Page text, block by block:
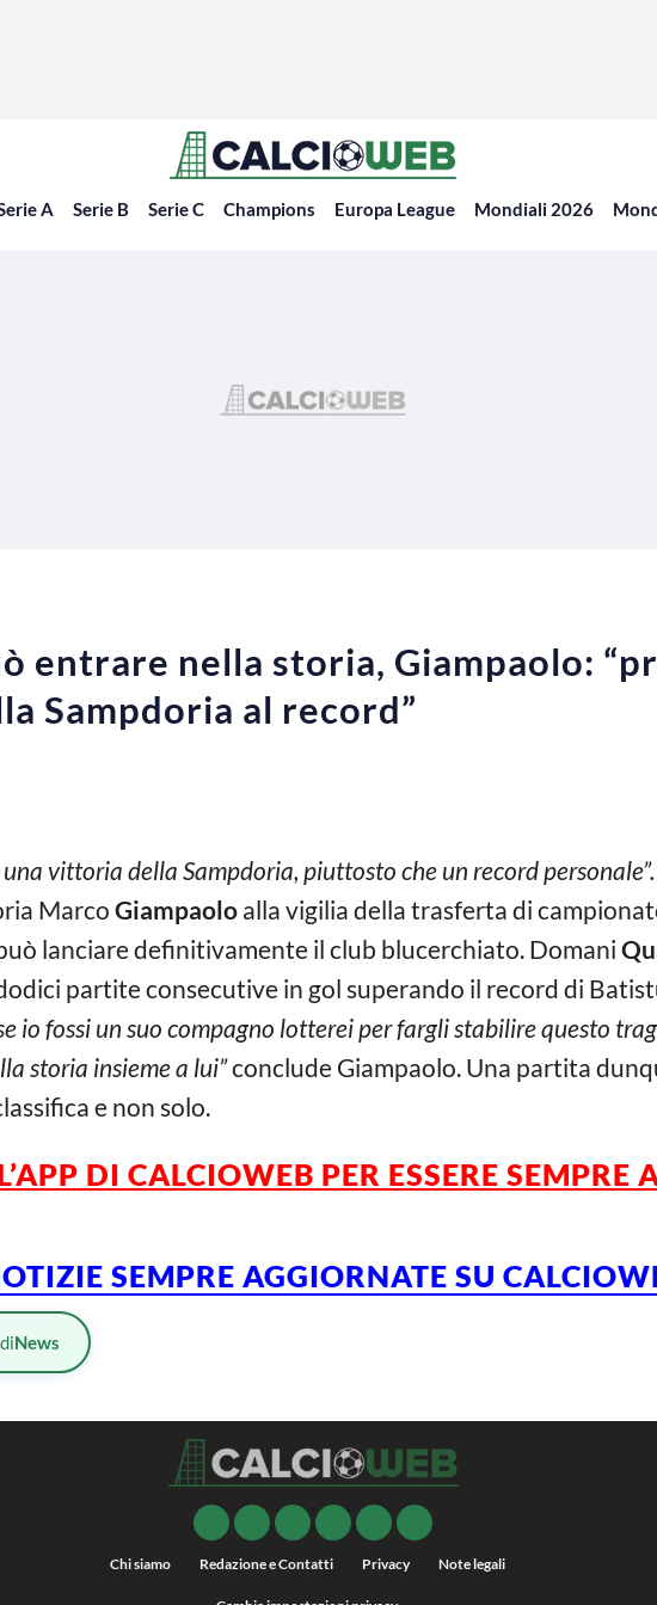
A Serie B Serie C Champions Europa League Mondiali 2026
entrare nella storia, Giampaolo:
Sampdoria al record”
vittoria della Sampdoria, piuttosto che un record personale”.
Marco Giampaolo alla vigilia della trasferta di
lanciare definitivamente il club blucerchiato. Domani
partite consecutive in gol superando il record di
io fossi un suo compagno lotterei per fargli stabilire questo
storia insieme a lui”conclude Giampaolo. Una partita
e non solo.
APP DI CALCIOWEB PER ESSERE SEMPRE
SEMPRE AGGIORNATE SU
News
Chi siamo Redazione e Contatti Privacy Note legali